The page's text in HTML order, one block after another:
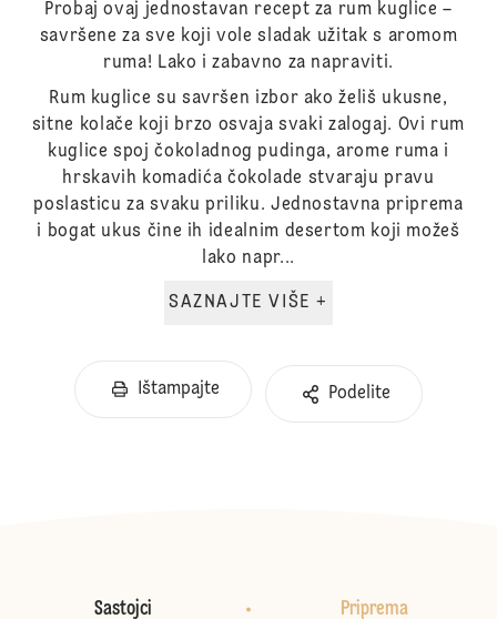
Probaj ovaj jednostavan recept za rum kuglice –
savršene za sve koji vole sladak užitak s aromom
ruma! Lako i zabavno za napraviti.
Rum kuglice su savršen izbor ako želiš ukusne,
sitne kolače koji brzo osvaja svaki zalogaj. Ovi rum
kuglice spoj čokoladnog pudinga, arome ruma i
hrskavih komadića čokolade stvaraju pravu
poslasticu za svaku priliku. Jednostavna priprema
i bogat ukus čine ih idealnim desertom koji možeš
lako napr...
SAZNAJTE VIŠE +
Ištampajte Podelite
Sastojci Priprema